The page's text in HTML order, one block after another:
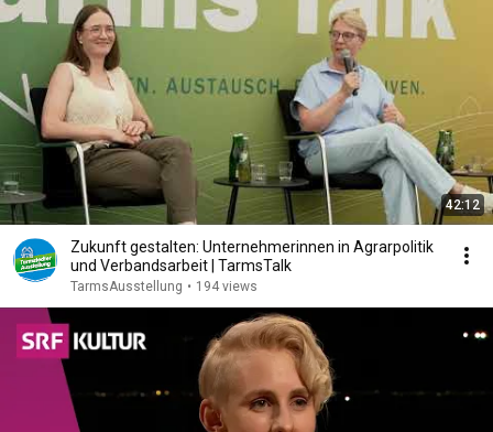
42:12
Zukunft gestalten: Unternehmerinnen in Agrarpolitik
und Verbandsarbeit | TarmsTalk
TarmsAusstellung • 194 views